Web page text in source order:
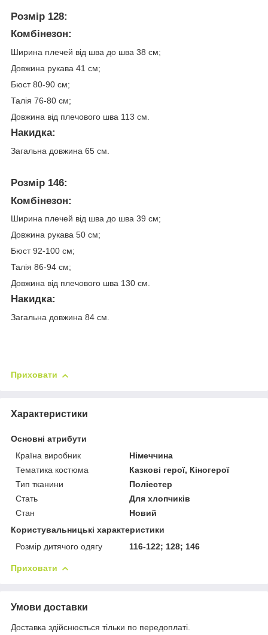
Розмір 128:
Комбінезон:
Ширина плечей від шва до шва 38 см;
Довжина рукава 41 см;
Бюст 80-90 см;
Талія 76-80 см;
Довжина від плечового шва 113 см.
Накидка:
Загальна довжина 65 см.
Розмір 146:
Комбінезон:
Ширина плечей від шва до шва 39 см;
Довжина рукава 50 см;
Бюст 92-100 см;
Талія 86-94 см;
Довжина від плечового шва 130 см.
Накидка:
Загальна довжина 84 см.
Приховати
Характеристики
Основні атрибути
Країна виробник
Німеччина
Тематика костюма
Казкові герої, Кіногерої
Тип тканини
Поліестер
Стать
Для хлопчиків
Стан
Новий
Користувальницькі характеристики
Розмір дитячого одягу
116-122; 128; 146
Приховати
Умови доставки
Доставка здійснюється тільки по передоплаті.